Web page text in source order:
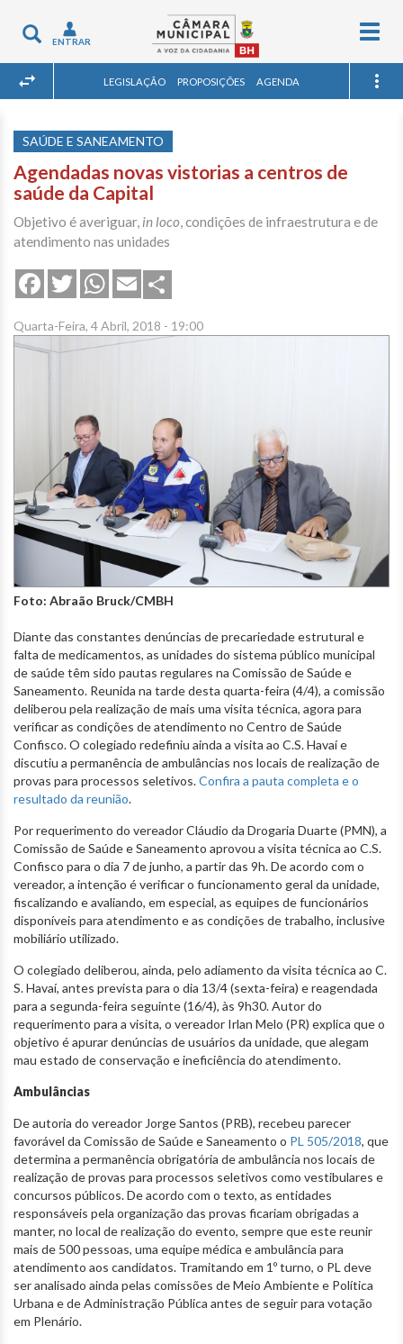
Toggle
navigation
ENTRAR
LEGISLAÇÃO PROPOSIÇÕES AGENDA
SAÚDE E SANEAMENTO
Agendadas novas vistorias a centros de
saúde da Capital
Objetivo é averiguar, in loco, condições de infraestrutura e de
atendimento nas unidades
FacebookTwitterWhatsApp
Email
Quarta-Feira, 4 Abril, 2018 - 19:00
Foto: Abraão Bruck/CMBH
Diante das constantes denúncias de precariedade estrutural e
falta de medicamentos, as unidades do sistema público municipal
de saúde têm sido pautas regulares na Comissão de Saúde e
Saneamento. Reunida na tarde desta quarta-feira (4/4), a comissão
deliberou pela realização de mais uma visita técnica, agora para
verificar as condições de atendimento no Centro de Saúde
Confisco. O colegiado redefiniu ainda a visita ao C.S. Havaí e
discutiu a permanência de ambulâncias nos locais de realização de
provas para processos seletivos.Confira a pauta completa e o
resultado da reunião.
Por requerimento do vereador Cláudio da Drogaria Duarte (PMN), a
Comissão de Saúde e Saneamento aprovou a visita técnica ao C.S.
Confisco para o dia 7 de junho, a partir das 9h. De acordo com o
vereador, a intenção é verificar o funcionamento geral da unidade,
fiscalizando e avaliando, em especial, as equipes de funcionários
disponíveis para atendimento e as condições de trabalho, inclusive
mobiliário utilizado.
O colegiado deliberou, ainda, pelo adiamento da visita técnica ao C.
S. Havaí, antes prevista para o dia 13/4 (sexta-feira) e reagendada
para a segunda-feira seguinte (16/4), às 9h30. Autor do
requerimento para a visita, o vereador Irlan Melo (PR) explica que o
objetivo é apurar denúncias de usuários da unidade, que alegam
mau estado de conservação e ineficiência do atendimento.
Ambulâncias
De autoria do vereador Jorge Santos (PRB), recebeu parecer
favorável da Comissão de Saúde e Saneamento o PL 505/2018, que
determina a permanência obrigatória de ambulância nos locais de
realização de provas para processos seletivos como vestibulares e
concursos públicos. De acordo com o texto, as entidades
responsáveis pela organização das provas ficariam obrigadas a
manter, no local de realização do evento, sempre que este reunir
mais de 500 pessoas, uma equipe médica e ambulância para
atendimento aos candidatos. Tramitando em 1º turno, o PL deve
ser analisado ainda pelas comissões de Meio Ambiente e Política
Urbana e de Administração Pública antes de seguir para votação
em Plenário.